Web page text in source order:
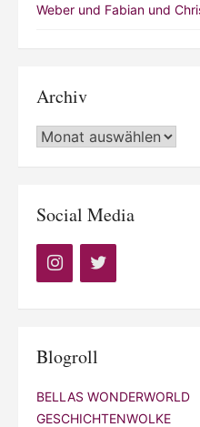
Weber und Fabian und
Archiv
Archiv
Social Media
Blogroll
BELLAS WONDERWORLD
GESCHICHTENWOLKE